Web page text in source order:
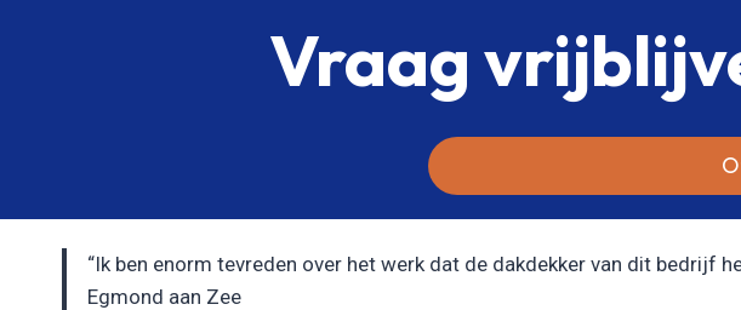
Vraag
“Ik ben enorm tevreden over het werk dat de dakdekker van dit bedrijf
Egmond aan Zee